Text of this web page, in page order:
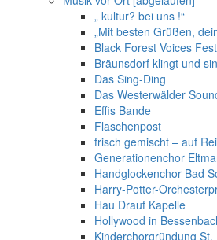
„ kultur? bei uns !“
„Mit besten Grüßen,
Black Forest Voices
Bräunsdorf klingt und
Das Sing-Ding
Das Westerwälder
Effis Bande
Flaschenpost
frisch gemischt – auf
Generationenchor
Handglockenchor Bad
Harry-Potter-
Hau Drauf Kapelle
Hollywood in
Kinderchorgründung